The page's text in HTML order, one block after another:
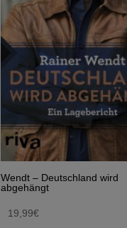
Wendt – Deutschland wird
abgehängt
19,99€